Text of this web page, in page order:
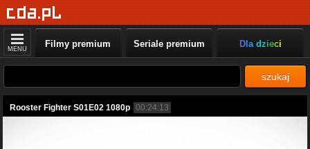
MENU Filmy premium Seriale premium Dla dzieci
szukaj
Rooster Fighter S01E02 1080p 00:24:13